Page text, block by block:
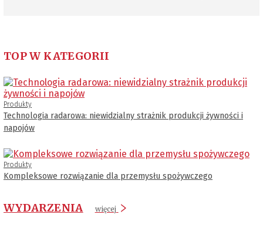
TOP W KATEGORII
Produkty
Technologia radarowa: niewidzialny strażnik produkcji żywności i
napojów
Produkty
Kompleksowe rozwiązanie dla przemysłu spożywczego
WYDARZENIA więcej